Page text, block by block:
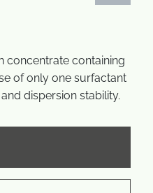
concentrate containing
of only one surfactant
dispersion stability.